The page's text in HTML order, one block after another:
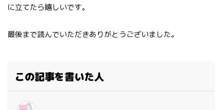
に立てたら嬉しいです。
最後まで読んでいただきありがとうございました。
この記事を書いた人